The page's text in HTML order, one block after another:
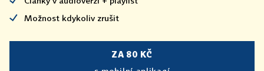
Možnost kdykoliv zrušit
ZA 80 KČ